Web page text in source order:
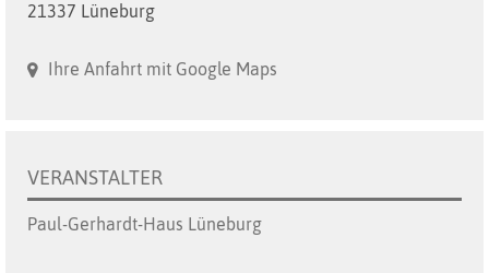
21337 Lüneburg
Ihre Anfahrt mit Google Maps
VERANSTALTER
Paul-Gerhardt-Haus Lüneburg